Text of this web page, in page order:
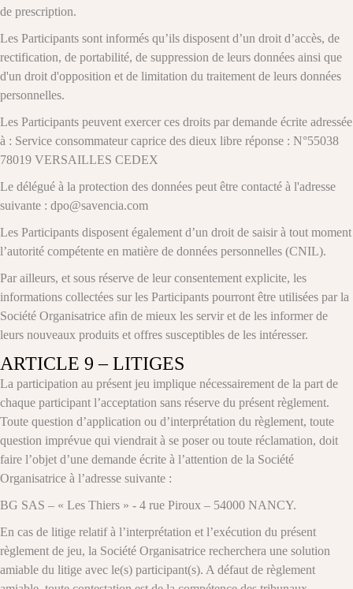
de prescription.
Les Participants sont informés qu’ils disposent d’un droit d’accès, de
rectification, de portabilité, de suppression de leurs données ainsi que
d'un droit d'opposition et de limitation du traitement de leurs données
personnelles.
Les Participants peuvent exercer ces droits par demande écrite adressée
à : Service consommateur caprice des dieux libre réponse : N°55038
78019 VERSAILLES CEDEX
Le délégué à la protection des données peut être contacté à l'adresse
suivante : dpo@savencia.com
Les Participants disposent également d’un droit de saisir à tout moment
l’autorité compétente en matière de données personnelles (CNIL).
Par ailleurs, et sous réserve de leur consentement explicite, les
informations collectées sur les Participants pourront être utilisées par la
Société Organisatrice afin de mieux les servir et de les informer de
leurs nouveaux produits et offres susceptibles de les intéresser.
ARTICLE 9 – LITIGES
La participation au présent jeu implique nécessairement de la part de
chaque participant l’acceptation sans réserve du présent règlement.
Toute question d’application ou d’interprétation du règlement, toute
question imprévue qui viendrait à se poser ou toute réclamation, doit
faire l’objet d’une demande écrite à l’attention de la Société
Organisatrice à l’adresse suivante :
BG SAS – « Les Thiers » - 4 rue Piroux – 54000 NANCY.
En cas de litige relatif à l’interprétation et l’exécution du présent
règlement de jeu, la Société Organisatrice recherchera une solution
amiable du litige avec le(s) participant(s). A défaut de règlement